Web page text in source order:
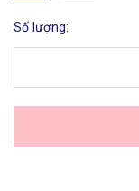
Số lượng: